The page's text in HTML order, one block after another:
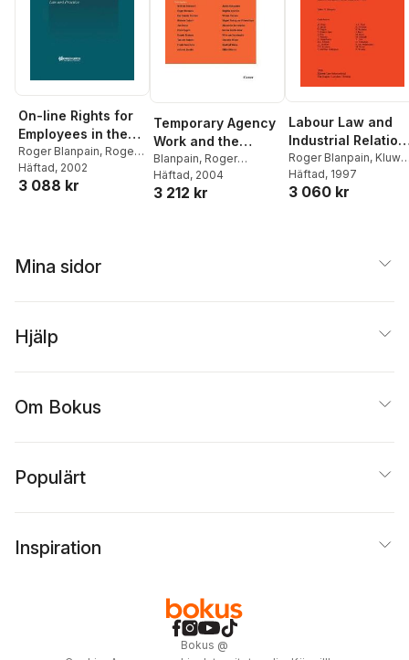
On-line Rights for
Employees in the
Information Society
Roger Blanpain, Roger
Blanpain
Häftad, 2002
3 088 kr
Temporary Agency
Work and the
Information Society
Blanpain, Roger
Blanpain,R. Graham
Häftad, 2004
3 212 kr
Labour Law and
Industrial
in the European
Union
Roger Blanpain,
Academic
Häftad, 1997
3 060 kr
Mina sidor
Hjälp
Om Bokus
Populärt
Inspiration
Bokus @